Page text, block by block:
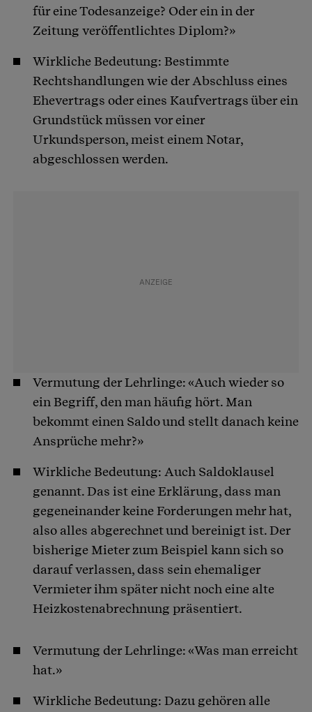
für eine Todesanzeige? Oder ein in der
Zeitung veröffentlichtes Diplom?»
Wirkliche Bedeutung: Bestimmte
Rechtshandlungen wie der Abschluss eines
Ehevertrags oder eines Kaufvertrags über ein
Grundstück müssen vor einer
Urkundsperson, meist einem Notar,
abgeschlossen werden.
Vermutung der Lehrlinge: «Auch wieder so
ein Begriff, den man häufig hört. Man
bekommt einen Saldo und stellt danach keine
Ansprüche mehr?»
Wirkliche Bedeutung: Auch Saldoklausel
genannt. Das ist eine Erklärung, dass man
gegeneinander keine Forderungen mehr hat,
also alles abgerechnet und bereinigt ist. Der
bisherige Mieter zum Beispiel kann sich so
darauf verlassen, dass sein ehemaliger
Vermieter ihm später nicht noch eine alte
Heizkostenabrechnung präsentiert.
Vermutung der Lehrlinge: «Was man erreicht
hat.»
Wirkliche Bedeutung: Dazu gehören alle